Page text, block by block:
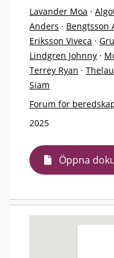
Lavander Moa ·
Anders · Bengtsson
Eriksson Viveca ·
Lindgren Johnny ·
Terrey Ryan ·
Siam
Forum för
2025
Öppna